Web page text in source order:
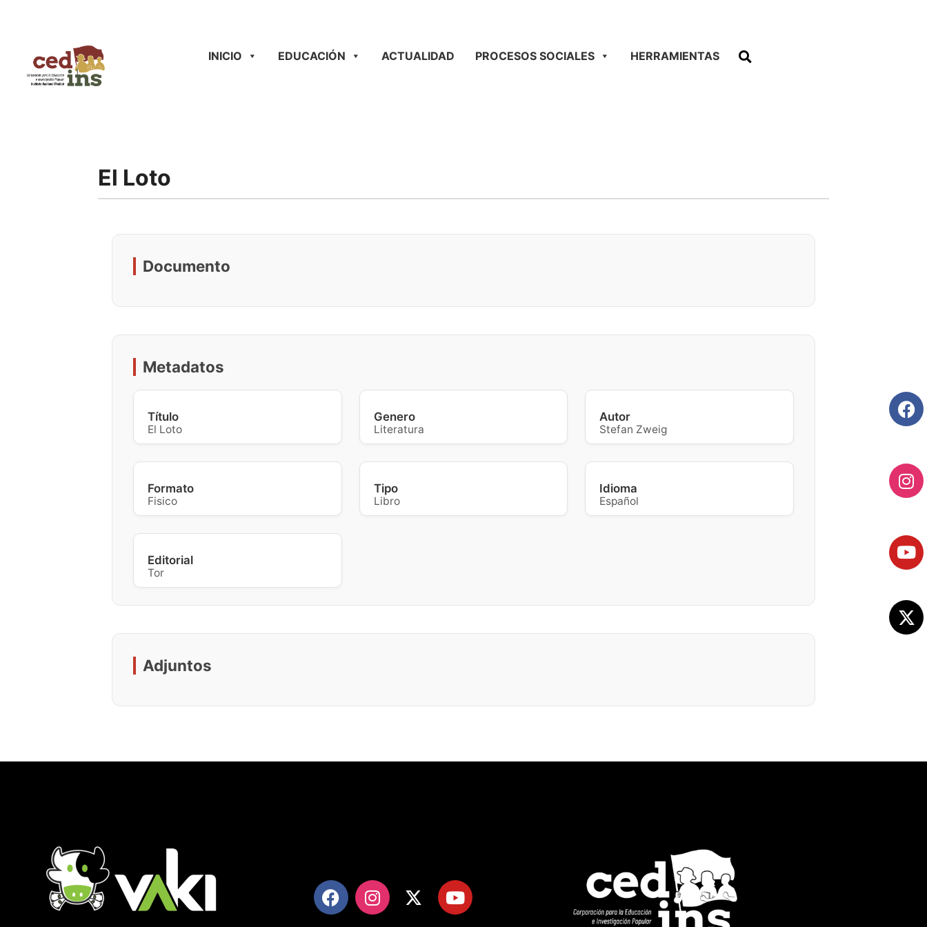
INICIO EDUCACIÓN ACTUALIDAD PROCESOS SOCIALES HERRAMIENTAS
El Loto
Documento
Metadatos
Título
El Loto
Genero
Literatura
Autor
Stefan Zweig
Formato
Fisico
Tipo
Libro
Idioma
Español
Editorial
Tor
Adjuntos